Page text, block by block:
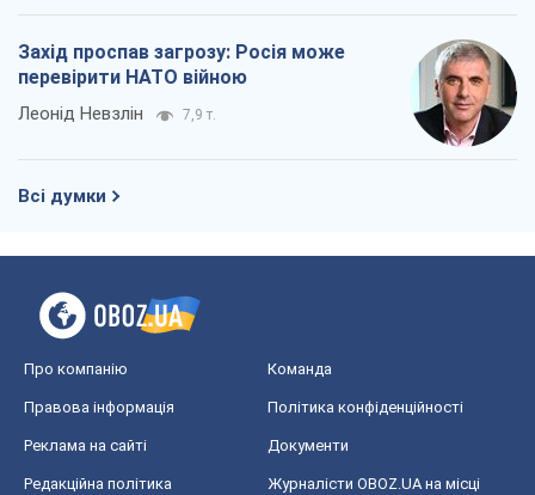
Захід проспав загрозу: Росія може
перевірити НАТО війною
Леонід Невзлін 7,9 т.
Всі думки
Про компанію Команда
Правова інформація Політика конфіденційності
Реклама на сайті Документи
Редакційна політика
Журналісти OBOZ.UA на місці